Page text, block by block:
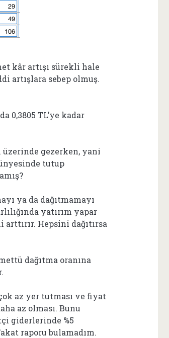
kâr artışı sürekli hale
artışlara sebep olmuş.
0,3805 TL’ye kadar
üzerinde gezerken, yani
tutup
ya da dağıtmamayı
yatırım yapar
Hepsini dağıtırsa
dağıtma oranına
az yer tutması ve fiyat
az olması. Bunu
giderlerinde %5
raporu bulamadım.